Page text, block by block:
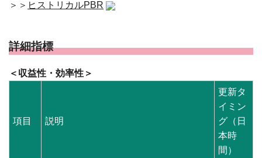
＞＞ ヒストリカルPBR
詳細指標
＜収益性・効率性＞
項目 説明
更新タ
イミン
グ（日
本時
間）